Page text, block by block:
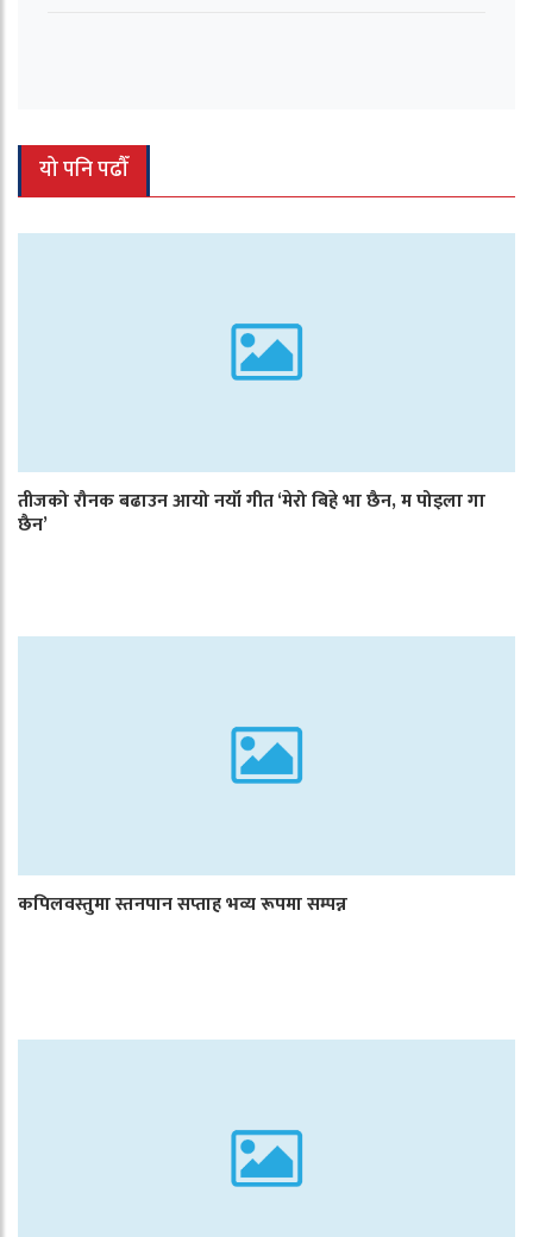
यो पनि पढौँ
तीजको रौनक बढाउन आयो नयाँ गीत ‘मेरो बिहे भा छैन, म पोइला गा
छैन’
कपिलवस्तुमा स्तनपान सप्ताह भव्य रूपमा सम्पन्न